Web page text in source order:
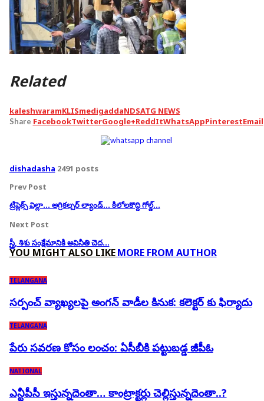
Related
kaleshwaramKLISmedigaddaNDSATG NEWS
Share FacebookTwitterGoogle+ReddItWhatsAppPinterestEmail
dishadasha 2491 posts
Prev Post
ట్రిప్లెక్స్ విల్లా… అగ్రికల్చర్ ల్యాండ్… కిలోలకొద్ది గోల్డ్…
Next Post
స్త్రీ, శిశు సంక్షేమానికి అవినీతి చెద…
YOU MIGHT ALSO LIKE MORE FROM AUTHOR
TELANGANA
సర్పంచ్ వ్యాఖ్యలపై అంగన్ వాడీల కినుక: కలెక్టర్ కు ఫిర్యాదు
TELANGANA
పేరు సవరణ కోసం లంచం: ఏసీబీకి పట్టుబడ్డ జీపీఓ
NATIONAL
ఎన్టీపీసీ ఇస్తున్నదెంతా… కాంట్రాక్టర్లు చెల్లిస్తున్నదెంతా..?